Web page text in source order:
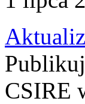
CSIRE